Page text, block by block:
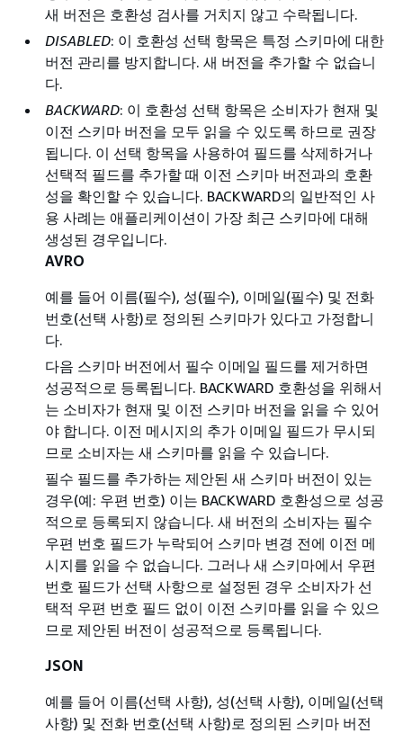
새 버전은 호환성 검사를 거치지 않고 수락됩니다.
DISABLED: 이 호환성 선택 항목은 특정 스키마에 대한
버전 관리를 방지합니다. 새 버전을 추가할 수 없습니
다.
BACKWARD: 이 호환성 선택 항목은 소비자가 현재 및
이전 스키마 버전을 모두 읽을 수 있도록 하므로 권장
됩니다. 이 선택 항목을 사용하여 필드를 삭제하거나
선택적 필드를 추가할 때 이전 스키마 버전과의 호환
성을 확인할 수 있습니다. BACKWARD의 일반적인 사
용 사례는 애플리케이션이 가장 최근 스키마에 대해
생성된 경우입니다.
AVRO
예를 들어 이름(필수), 성(필수), 이메일(필수) 및 전화
번호(선택 사항)로 정의된 스키마가 있다고 가정합니
다.
다음 스키마 버전에서 필수 이메일 필드를 제거하면
성공적으로 등록됩니다. BACKWARD 호환성을 위해서
는 소비자가 현재 및 이전 스키마 버전을 읽을 수 있어
야 합니다. 이전 메시지의 추가 이메일 필드가 무시되
므로 소비자는 새 스키마를 읽을 수 있습니다.
필수 필드를 추가하는 제안된 새 스키마 버전이 있는
경우(예: 우편 번호) 이는 BACKWARD 호환성으로 성공
적으로 등록되지 않습니다. 새 버전의 소비자는 필수
우편 번호 필드가 누락되어 스키마 변경 전에 이전 메
시지를 읽을 수 없습니다. 그러나 새 스키마에서 우편
번호 필드가 선택 사항으로 설정된 경우 소비자가 선
택적 우편 번호 필드 없이 이전 스키마를 읽을 수 있으
므로 제안된 버전이 성공적으로 등록됩니다.
JSON
예를 들어 이름(선택 사항), 성(선택 사항), 이메일(선택
사항) 및 전화 번호(선택 사항)로 정의된 스키마 버전